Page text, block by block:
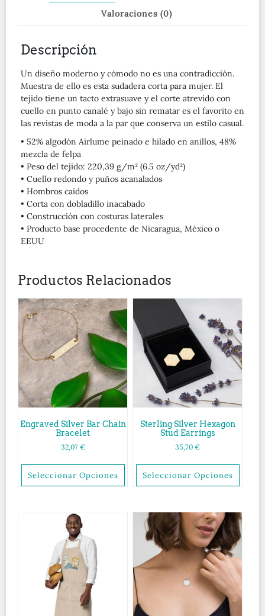
Valoraciones (0)
Descripción
Un diseño moderno y cómodo no es una contradicción.
Muestra de ello es esta sudadera corta para mujer. El
tejido tiene un tacto extrasuave y el corte atrevido con
cuello en punto canalé y bajo sin rematar es el favorito en
las revistas de moda a la par que conserva un estilo casual.
• 52% algodón Airlume peinado e hilado en anillos, 48%
mezcla de felpa
• Peso del tejido: 220,39 g/m² (6.5 oz/yd²)
• Cuello redondo y puños acanalados
• Hombros caídos
• Corta con dobladillo inacabado
• Construcción con costuras laterales
• Producto base procedente de Nicaragua, México o
EEUU
Productos Relacionados
Engraved Silver Bar Chain
Bracelet
32,07 €
Seleccionar Opciones
Sterling Silver Hexagon
Stud Earrings
35,70€
Seleccionar Opciones